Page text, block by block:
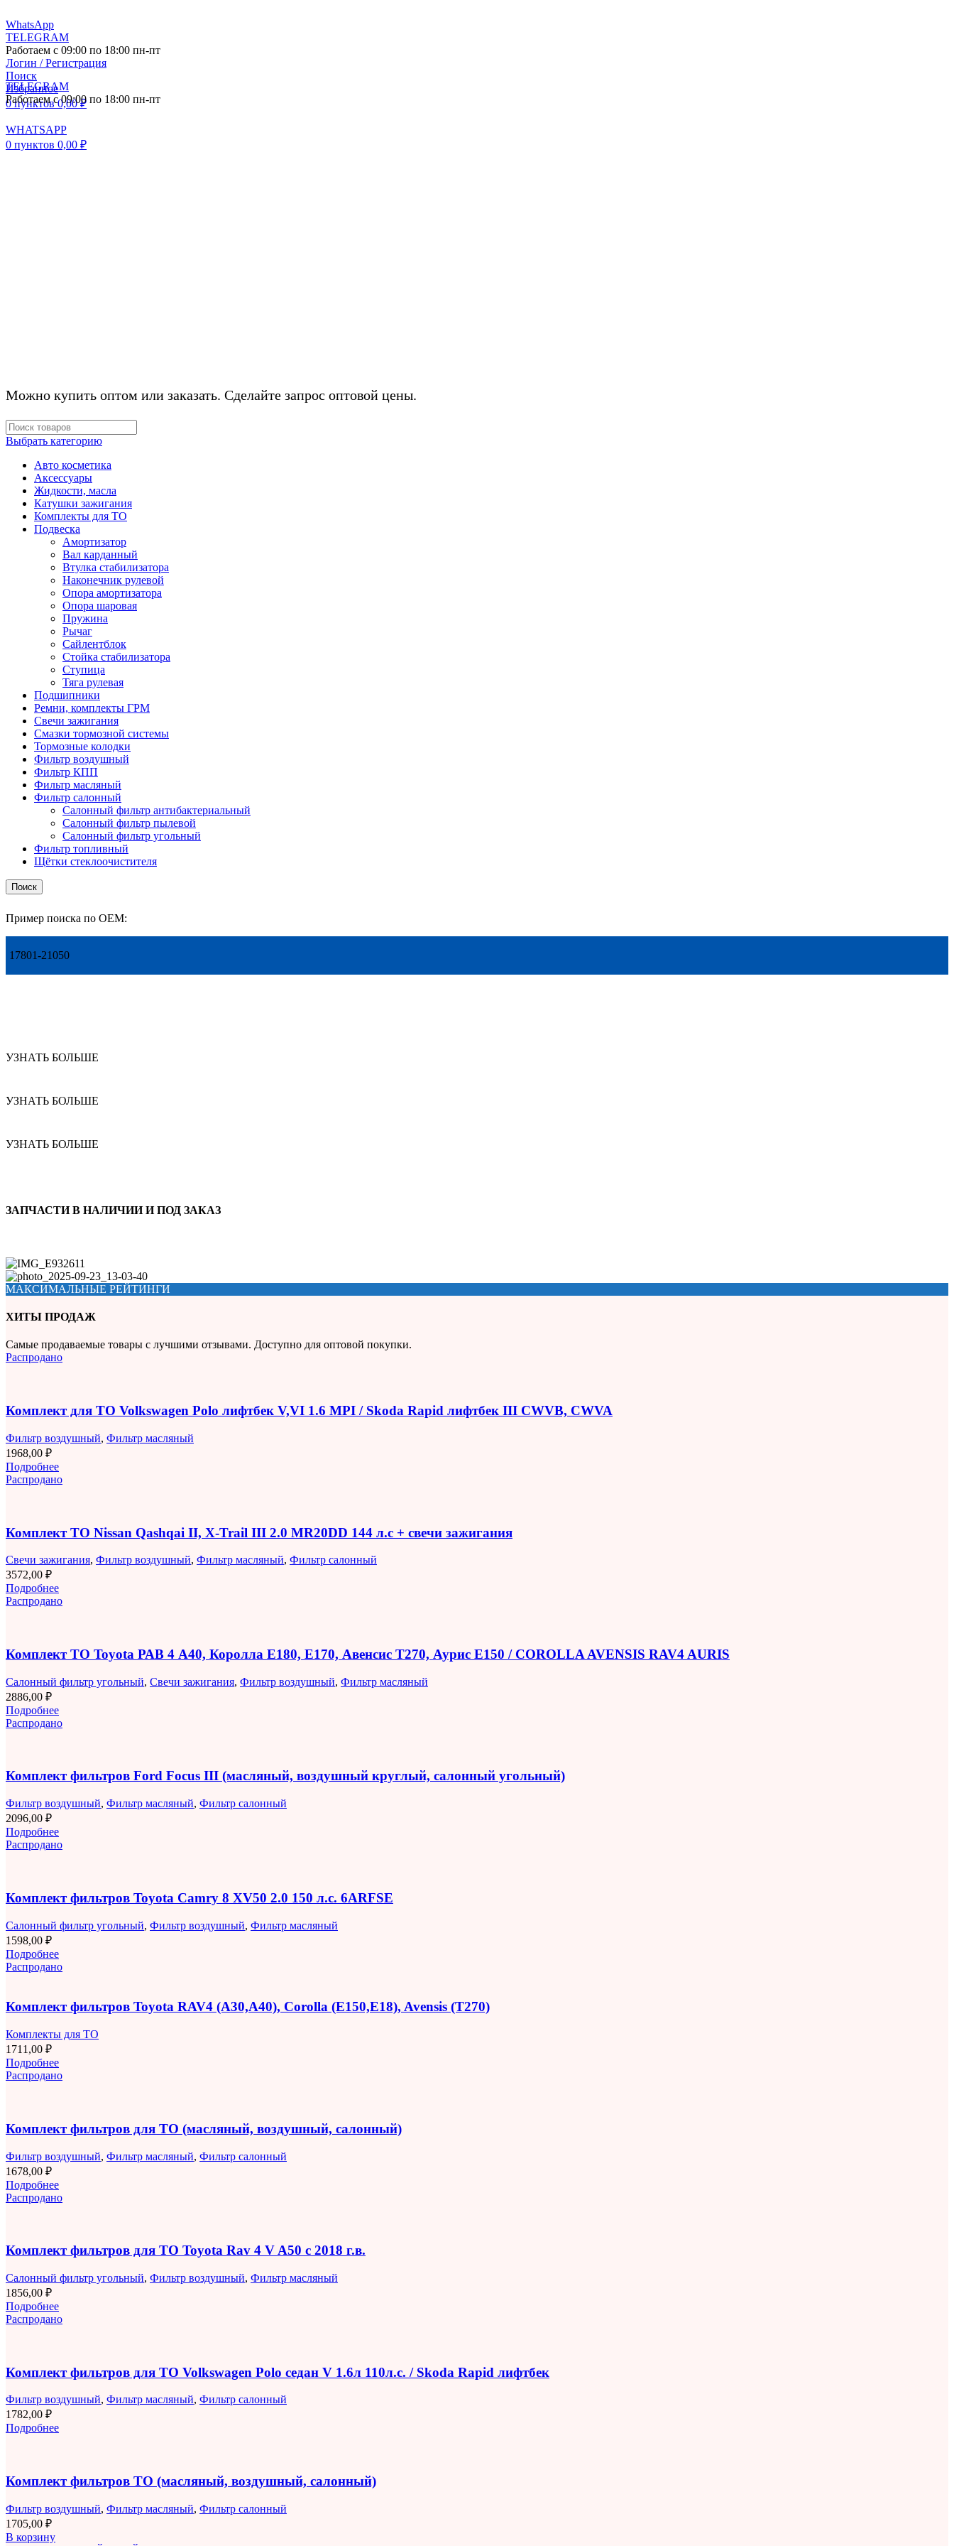
WhatsApp
TELEGRAM
Работаем с 09:00 по 18:00 пн-пт
Логин / Регистрация
Поиск
Избранное
0пунктов 0,00₽
WHATSAPP
0 пунктов 0,00 ₽
TELEGRAM
Работаем с 09:00 по 18:00 пн-пт
Можно купить оптом или заказать. Сделайте запрос оптовой цены.
Выбрать категорию
Авто косметика
Аксессуары
Жидкости, масла
Катушки зажигания
Комплекты для ТО
Подвеска
Амортизатор
Вал карданный
Втулка стабилизатора
Наконечник рулевой
Опора амортизатора
Опора шаровая
Пружина
Рычаг
Сайлентблок
Стойка стабилизатора
Ступица
Тяга рулевая
Подшипники
Ремни, комплекты ГРМ
Свечи зажигания
Смазки тормозной системы
Тормозные колодки
Фильтр воздушный
Фильтр КПП
Фильтр масляный
Фильтр салонный
Салонный фильтр антибактериальный
Салонный фильтр пылевой
Салонный фильтр угольный
Фильтр топливный
Щётки стеклоочистителя
Поиск
Пример поиска по OEM:
17801-21050
УЗНАТЬ БОЛЬШЕ
УЗНАТЬ БОЛЬШЕ
УЗНАТЬ БОЛЬШЕ
ЗАПЧАСТИ В НАЛИЧИИ И ПОД ЗАКАЗ
МАКСИМАЛЬНЫЕ РЕЙТИНГИ
ХИТЫ ПРОДАЖ
Самые продаваемые товары с лучшими отзывами. Доступно для оптовой покупки.
Распродано
Комплект для ТО Volkswagen Polo лифтбек V,VI 1.6 MPI / Skoda Rapid лифтбек III CWVB, CWVA
Фильтр воздушный, Фильтр масляный
1968,00 ₽
Подробнее
Распродано
Комплект ТО Nissan Qashqai II, X-Trail III 2.0 MR20DD 144 л.с + свечи зажигания
Свечи зажигания, Фильтр воздушный, Фильтр масляный, Фильтр салонный
3572,00 ₽
Подробнее
Распродано
Комплект ТО Toyota РАВ 4 A40, Королла E180, E170, Авенсис T270, Аурис E150 / COROLLA AVENSIS RAV4 AURIS
Салонный фильтр угольный, Свечи зажигания, Фильтр воздушный, Фильтр масляный
2886,00 ₽
Подробнее
Распродано
Комплект фильтров Ford Focus III (масляный, воздушный круглый, салонный угольный)
Фильтр воздушный, Фильтр масляный, Фильтр салонный
2096,00 ₽
Подробнее
Распродано
Комплект фильтров Toyota Camry 8 XV50 2.0 150 л.с. 6ARFSE
Салонный фильтр угольный, Фильтр воздушный, Фильтр масляный
1598,00 ₽
Подробнее
Распродано
Комплект фильтров Toyota RAV4 (A30,A40), Corolla (E150,E18), Avensis (T270)
Комплекты для ТО
1711,00 ₽
Подробнее
Распродано
Комплект фильтров для ТО (масляный, воздушный, салонный)
Фильтр воздушный, Фильтр масляный, Фильтр салонный
1678,00 ₽
Подробнее
Распродано
Комплект фильтров для ТО Toyota Rav 4 V A50 с 2018 г.в.
Салонный фильтр угольный, Фильтр воздушный, Фильтр масляный
1856,00 ₽
Подробнее
Распродано
Комплект фильтров для ТО Volkswagen Polo седан V 1.6л 110л.с. / Skoda Rapid лифтбек
Фильтр воздушный, Фильтр масляный, Фильтр салонный
1782,00 ₽
Подробнее
Комплект фильтров ТО (масляный, воздушный, салонный)
Фильтр воздушный, Фильтр масляный, Фильтр салонный
1705,00 ₽
В корзину